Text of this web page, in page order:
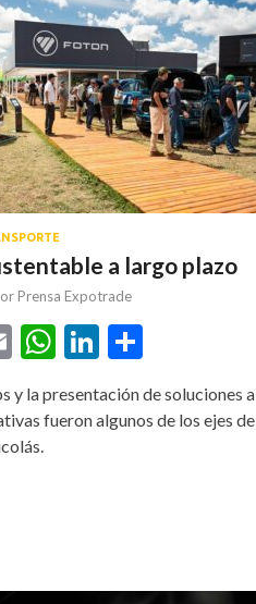
a largo plazo
Prensa Expotrade
EmailWhatsApp
LinkedIn
y la presentación de soluciones a
fueron algunos de los ejes de